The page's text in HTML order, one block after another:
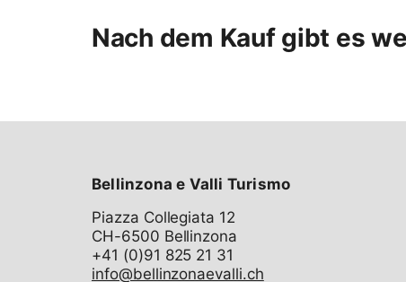
Nach dem Kauf gibt es
Bellinzona e Valli Turismo
Piazza Collegiata 12
CH-6500 Bellinzona
info@bellinzonaevalli.ch